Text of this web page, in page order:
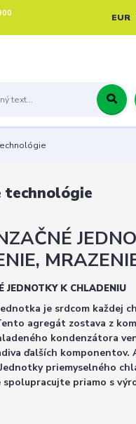
EUR
technológie
JEDNOTKY K CHLADENIU
je srdcom každej
agregát zostava z
kondenzátora
ďalších komponentov.
priemyselného
priamo s